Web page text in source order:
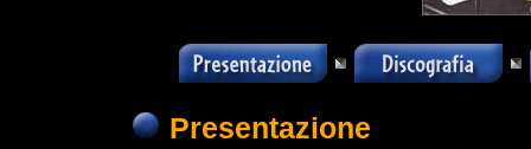
Presentazione